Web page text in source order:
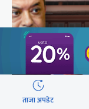
ताजा अपडेट